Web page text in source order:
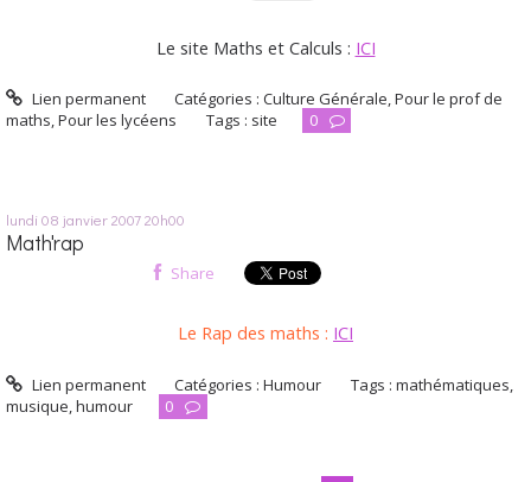
Le site Maths et Calculs : ICI
Lien permanent Catégories :Culture Générale,Pour le prof de
maths,Pour les lycéens Tags : site 0
lundi 08 janvier 200720h00
Math'rap
Share
Le Rap des maths : ICI
Lien permanent Catégories :Humour Tags :mathématiques
musique humour 0